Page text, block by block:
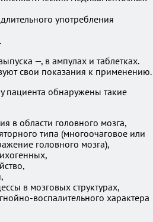
употребления
—, в ампулах и таблетках.
свои показания к применению.
пациента обнаружены такие
в области головного мозга,
типа (многоочаговое или
головного мозга),
в мозговых структурах,
воспалительного характера